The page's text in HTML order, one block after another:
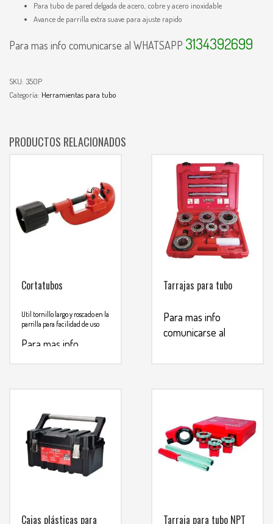
Para tubo de pared delgada de acero, cobre y acero inoxidable
Avance de parrilla extra suave para ajuste rapido
Para mas info comunicarse al WHATSAPP 3134392699
SKU: 350P
Categoría: Herramientas para tubo
PRODUCTOS RELACIONADOS
Cortatubos
Util tornillo largo y roscado en la
parrilla para facilidad de uso
Para mas info
Tarrajas para tubo
Para mas info
comunicarse al
Cajas plásticas para
Tarraja para tubo NPT